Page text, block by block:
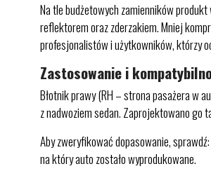
Na tle budżetowych zamienników
reflektorem oraz zderzakiem. Mniej
profesjonalistów i użytkowników, którzy
Zastosowanie i
Błotnik prawy (RH – strona pasażera w
z nadwoziem sedan. Zaprojektowano go
Aby zweryfikować dopasowanie,
na który auto zostało wyprodukowane.